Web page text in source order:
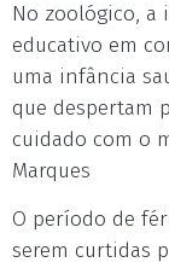
No zoológico, a
educativo em
uma infância
que despertam
cuidado com o
Marques
O período de
serem curtidas